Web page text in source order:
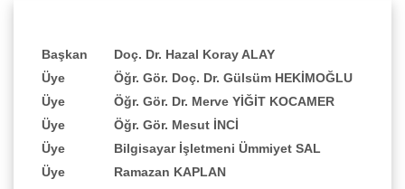
Başkan
Doç. Dr. Hazal Koray ALAY
Üye
Öğr. Gör. Doç. Dr. Gülsüm HEKİMOĞLU
Üye
Öğr. Gör. Dr. Merve YİĞİT KOCAMER
Üye
Öğr. Gör. Mesut İNCİ
Üye
Bilgisayar İşletmeni Ümmiyet SAL
Üye
Ramazan KAPLAN